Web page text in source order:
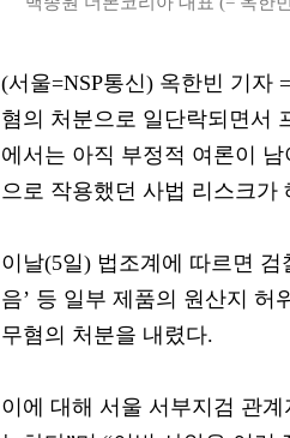
(서울=NSP통신) 옥한빈 기자
혐의 처분으로 일단락되면서
에서는 아직 부정적 여론이
으로 작용했던 사법 리스크가
이날(5일) 법조계에 따르면 검
음’ 등 일부 제품의 원산지 허
무혐의 처분을 내렸다.
이에 대해 서울 서부지검 관